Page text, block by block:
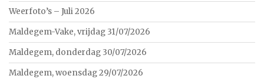
Weerfoto’s – Juli 2026
Maldegem-Vake, vrijdag 31/07/2026
Maldegem, donderdag 30/07/2026
Maldegem, woensdag 29/07/2026